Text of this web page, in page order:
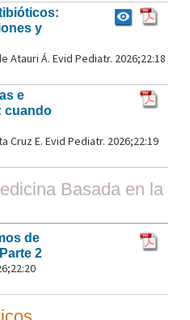
y
Atauri Á. Evid Pediatr. 2026;22:18
e
cuando
Cruz E. Evid Pediatr. 2026;22:19
Basada en la
de
2